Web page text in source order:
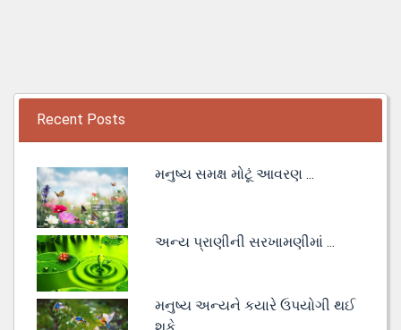
Recent Posts
મનુષ્ય સમક્ષ મોટૂં આવરણ ...
અન્ય પ્રાણીની સરખામણીમાં ...
મનુષ્ય અન્યને કયારે ઉપયોગી થઈ